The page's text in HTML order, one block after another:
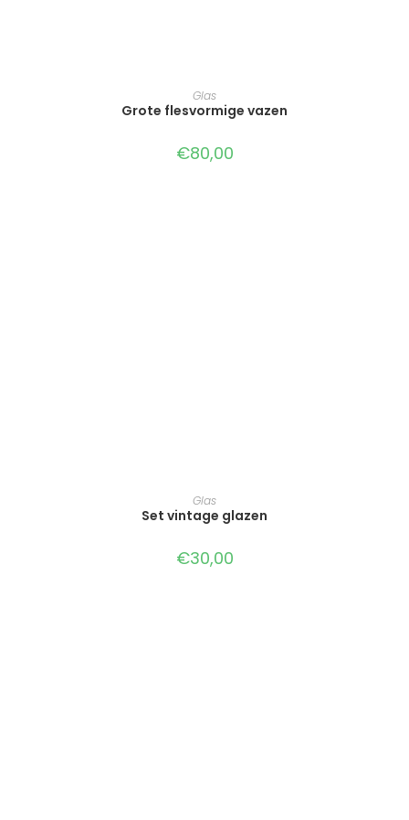
TOEVOEGEN AAN WINKELWAGEN
Glas
Grote flesvormige vazen
€80,00
TOEVOEGEN AAN WINKELWAGEN
Glas
Set vintage glazen
€30,00